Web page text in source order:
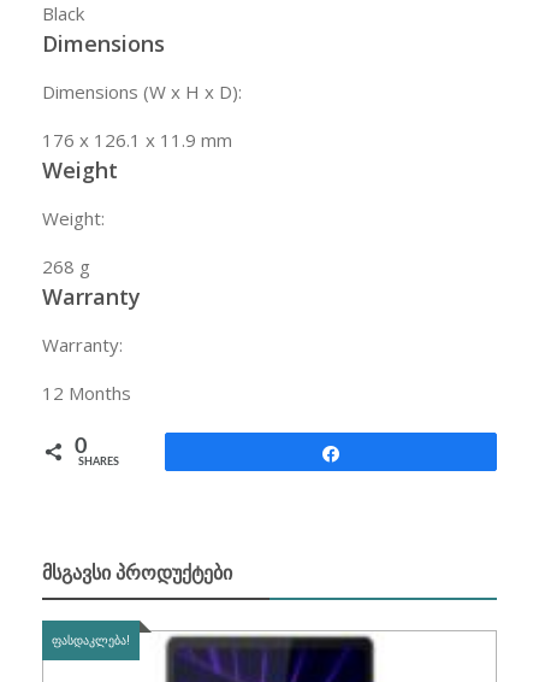
Black
Dimensions
Dimensions (W x H x D):
176 x 126.1 x 11.9 mm
Weight
Weight:
268 g
Warranty
Warranty:
12 Months
0
SHARES
ᲛᲡᲒᲐᲕᲡᲘ ᲞᲠᲝᲓᲣᲥᲢᲔᲑᲘ
ᲤᲐᲡᲓᲐᲙᲚᲔᲑᲐ!